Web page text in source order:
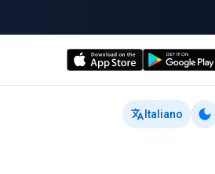
Italiano